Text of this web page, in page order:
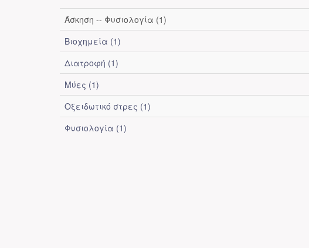
Άσκηση -- Φυσιολογία (1)
Βιοχημεία (1)
Διατροφή (1)
Μύες (1)
Οξειδωτικό στρες (1)
Φυσιολογία (1)